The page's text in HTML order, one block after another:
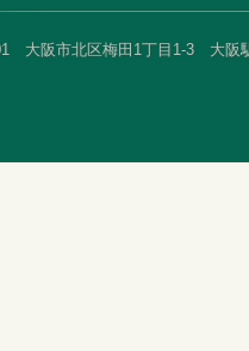
大阪市北区梅田1丁目1-3 大阪